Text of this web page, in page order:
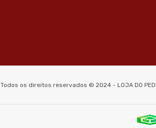
Todos os direitos reservados © 2024 - LOJA DO